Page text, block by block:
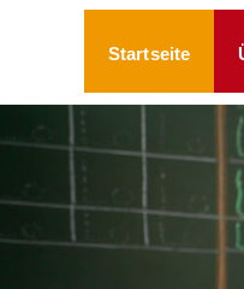
Startseite